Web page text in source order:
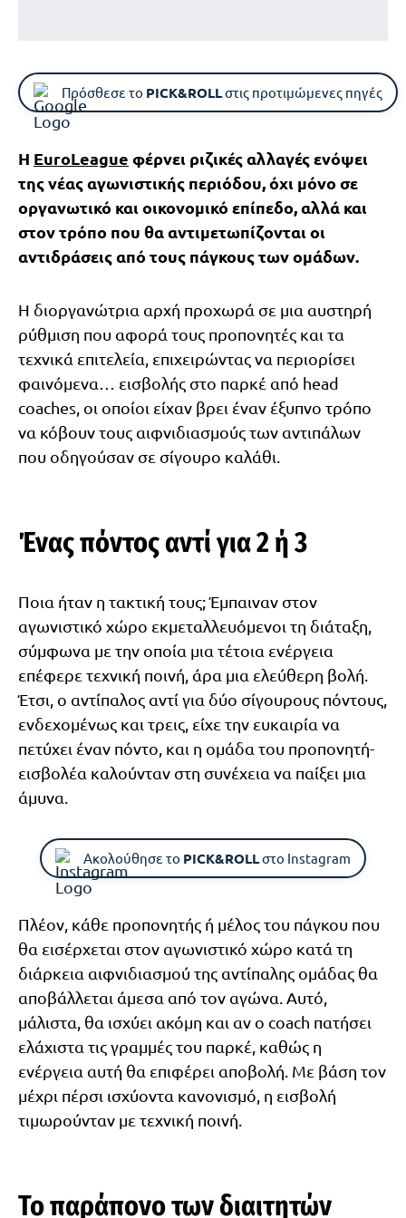
Πρόσθεσε το PICK&ROLLστις προτιμώμενες πηγές
Η EuroLeague φέρνει ριζικές αλλαγές ενόψει
της νέας αγωνιστικής περιόδου, όχι μόνο σε
οργανωτικό και οικονομικό επίπεδο, αλλά και
στον τρόπο που θα αντιμετωπίζονται οι
αντιδράσεις από τους πάγκους των ομάδων.
Η διοργανώτρια αρχή προχωρά σε μια αυστηρή
ρύθμιση που αφορά τους προπονητές και τα
τεχνικά επιτελεία, επιχειρώντας να περιορίσει
φαινόμενα… εισβολής στο παρκέ από head
coaches, οι οποίοι είχαν βρει έναν έξυπνο τρόπο
να κόβουν τους αιφνιδιασμούς των αντιπάλων
που οδηγούσαν σε σίγουρο καλάθι.
Ένας πόντος αντί για 2 ή 3
Ποια ήταν η τακτική τους; Έμπαιναν στον
αγωνιστικό χώρο εκμεταλλευόμενοι τη διάταξη,
σύμφωνα με την οποία μια τέτοια ενέργεια
επέφερε τεχνική ποινή, άρα μια ελεύθερη βολή.
Έτσι, ο αντίπαλος αντί για δύο σίγουρους πόντους,
ενδεχομένως και τρεις, είχε την ευκαιρία να
πετύχει έναν πόντο, και η ομάδα του προπονητή-
εισβολέα καλούνταν στη συνέχεια να παίξει μια
άμυνα.
Ακολούθησε το PICK&ROLLστο Instagram
Πλέον, κάθε προπονητής ή μέλος του πάγκου που
θα εισέρχεται στον αγωνιστικό χώρο κατά τη
διάρκεια αιφνιδιασμού της αντίπαλης ομάδας θα
αποβάλλεται άμεσα από τον αγώνα. Αυτό,
μάλιστα, θα ισχύει ακόμη και αν ο coach πατήσει
ελάχιστα τις γραμμές του παρκέ, καθώς η
ενέργεια αυτή θα επιφέρει αποβολή. Με βάση τον
μέχρι πέρσι ισχύοντα κανονισμό, η εισβολή
τιμωρούνταν με τεχνική ποινή.
Το παράπονο των διαιτητών